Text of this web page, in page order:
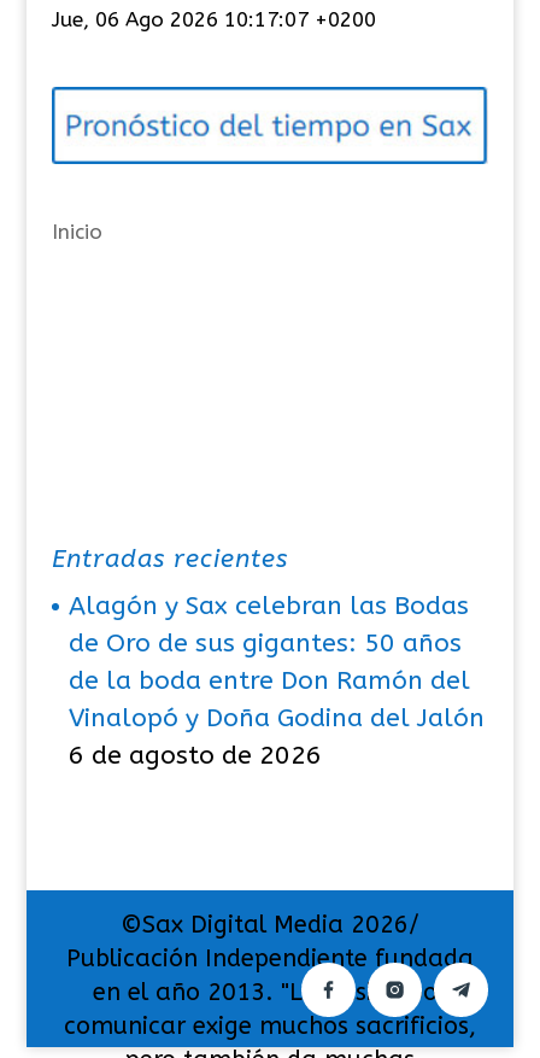
e
o
í
s
Jue, 06 Ago 2026 10:17:08 +0200
Inicio
Entradas recientes
Alagón y Sax celebran las Bodas
de Oro de sus gigantes: 50 años
de la boda entre Don Ramón del
Vinalopó y Doña Godina del Jalón
6 de agosto de 2026
©Sax Digital Media 2026/
Publicación Independiente fundada
en el año 2013. "La pasión por
comunicar exige muchos sacrificios,